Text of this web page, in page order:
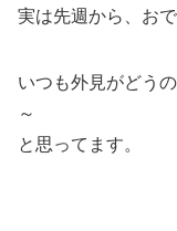
実は先週から、お
いつも外見がどう
～
と思ってます。